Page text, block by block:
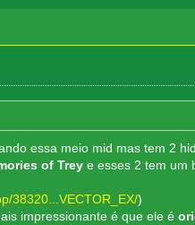
essa meio mid mas tem 2
of Treye esses 2 tem um
38320...VECTOR_EX/)
impressionante é que ele é